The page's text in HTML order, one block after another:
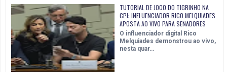
TUTORIAL DE JOGO DO TIGRINHO NA
CPI: INFLUENCIADOR RICO MELQUIADES
APOSTA AO VIVO PARA SENADORES
O influenciador digital Rico
Melquiades demonstrou ao vivo,
nesta quar…